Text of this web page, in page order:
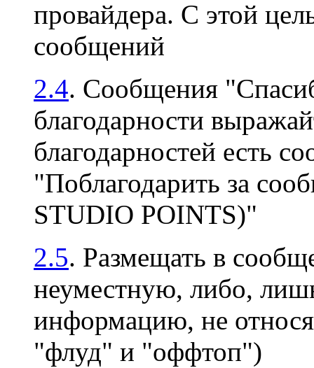
провайдера. С этой
сообщений
2.4. Сообщения
благодарности
благодарностей есть
"Поблагодарить за
STUDIO POINTS)"
2.5. Размещать в
неуместную, либо,
информацию, не
"флуд" и "оффтоп")